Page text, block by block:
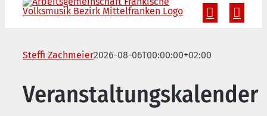
Steffi Zachmeier2026-08-06T00:00:00+02:00
Veranstaltungskalender